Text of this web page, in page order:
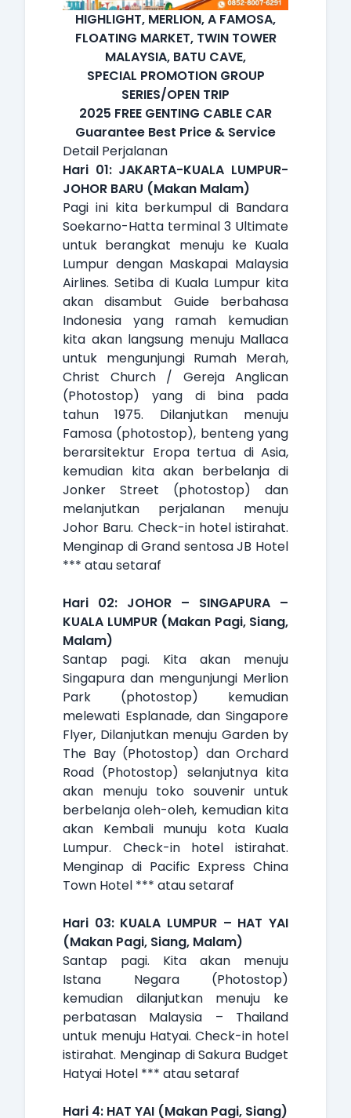
HIGHLIGHT, MERLION, A FAMOSA,
FLOATING MARKET, TWIN TOWER
MALAYSIA, BATU CAVE,
SPECIAL PROMOTION GROUP
SERIES/OPEN TRIP
2025 FREE GENTING CABLE CAR
Guarantee Best Price & Service
Detail Perjalanan
Hari 01: JAKARTA-KUALA LUMPUR-
JOHOR BARU (Makan Malam)
Pagi ini kita berkumpul di Bandara
Soekarno-Hatta terminal 3 Ultimate
untuk berangkat menuju ke Kuala
Lumpur dengan Maskapai Malaysia
Airlines. Setiba di Kuala Lumpur kita
akan disambut Guide berbahasa
Indonesia yang ramah kemudian
kita akan langsung menuju Mallaca
untuk mengunjungi Rumah Merah,
Christ Church / Gereja Anglican
(Photostop) yang di bina pada
tahun 1975. Dilanjutkan menuju
Famosa (photostop), benteng yang
berarsitektur Eropa tertua di Asia,
kemudian kita akan berbelanja di
Jonker Street (photostop) dan
melanjutkan perjalanan menuju
Johor Baru. Check-in hotel istirahat.
Menginap di Grand sentosa JB Hotel
*** atau setaraf
Hari 02: JOHOR – SINGAPURA –
KUALA LUMPUR (Makan Pagi, Siang,
Malam)
Santap pagi. Kita akan menuju
Singapura dan mengunjungi Merlion
Park (photostop) kemudian
melewati Esplanade, dan Singapore
Flyer, Dilanjutkan menuju Garden by
The Bay (Photostop) dan Orchard
Road (Photostop) selanjutnya kita
akan menuju toko souvenir untuk
berbelanja oleh-oleh, kemudian kita
akan Kembali munuju kota Kuala
Lumpur. Check-in hotel istirahat.
Menginap di Pacific Express China
Town Hotel *** atau setaraf
Hari 03: KUALA LUMPUR – HAT YAI
(Makan Pagi, Siang, Malam)
Santap pagi. Kita akan menuju
Istana Negara (Photostop)
kemudian dilanjutkan menuju ke
perbatasan Malaysia – Thailand
untuk menuju Hatyai. Check-in hotel
istirahat. Menginap di Sakura Budget
Hatyai Hotel *** atau setaraf
Hari 4: HAT YAI (Makan Pagi, Siang)